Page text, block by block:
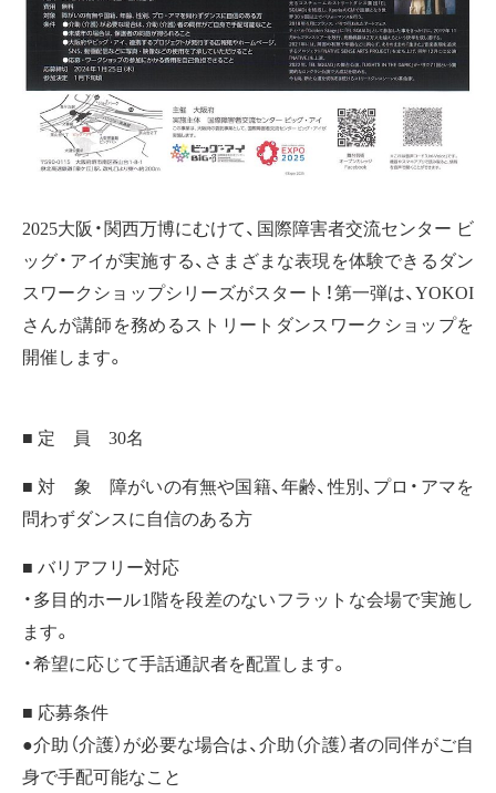
2025大阪・関西万博にむけて、国際障害者交流センター ビ
ッグ・アイが実施する、さまざまな表現を体験できるダン
スワークショップシリーズがスタート！第一弾は、YOKOI
さんが講師を務めるストリートダンスワークショップを
開催します。
■ 定 員 30名
■ 対 象 障がいの有無や国籍、年齢、性別、プロ・アマを
問わずダンスに自信のある方
■ バリアフリー対応
・多目的ホール1階を段差のないフラットな会場で実施し
ます。
・希望に応じて手話通訳者を配置します。
■ 応募条件
●介助（介護）が必要な場合は、介助（介護）者の同伴がご自
身で手配可能なこと